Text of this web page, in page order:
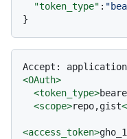
"token_type" :
}
<OAuth>
<token_type>
<scope>repo,gist
<access_token>